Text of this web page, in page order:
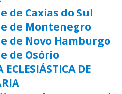
de Caxias do Sul
de Montenegro
de Novo Hamburgo
de Osório
ECLESIÁSTICA DE